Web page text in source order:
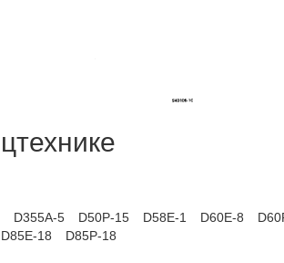
D355A-5 D50P-15 D58E-1 D60E-8
D85E-18 D85P-18